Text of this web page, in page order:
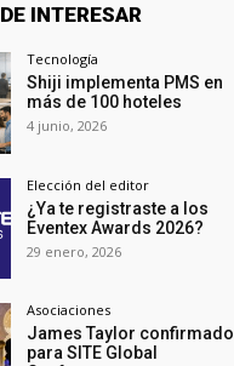
INTERESAR
Tecnología
Shiji implementa PMS en
más de 100 hoteles
4 junio, 2026
Elección del editor
¿Ya te registraste a los
Eventex Awards 2026?
29 enero, 2026
Asociaciones
James Taylor confirmado
para SITE Global